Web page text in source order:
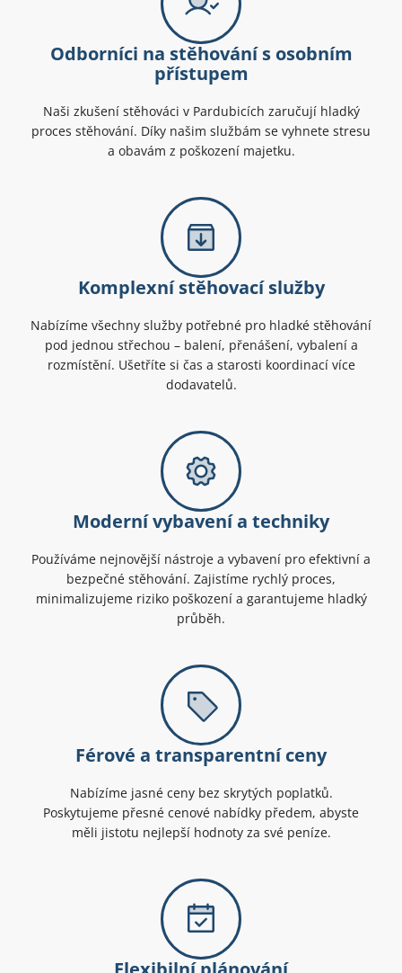
Odborníci na stěhování s osobním
přístupem
Naši zkušení stěhováci v Pardubicích zaručují hladký
proces stěhování. Díky našim službám se vyhnete stresu
a obavám z poškození majetku.
Komplexní stěhovací služby
Nabízíme všechny služby potřebné pro hladké stěhování
pod jednou střechou – balení, přenášení, vybalení a
rozmístění. Ušetříte si čas a starosti koordinací více
dodavatelů.
Moderní vybavení a techniky
Používáme nejnovější nástroje a vybavení pro efektivní a
bezpečné stěhování. Zajistíme rychlý proces,
minimalizujeme riziko poškození a garantujeme hladký
průběh.
Férové a transparentní ceny
Nabízíme jasné ceny bez skrytých poplatků.
Poskytujeme přesné cenové nabídky předem, abyste
měli jistotu nejlepší hodnoty za své peníze.